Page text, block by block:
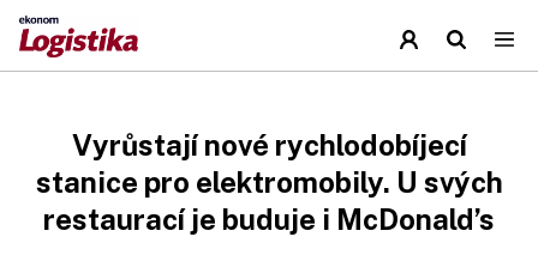
Vyrůstají nové rychlodobíjecí
stanice pro elektromobily. U svých
restaurací je buduje i McDonald’s